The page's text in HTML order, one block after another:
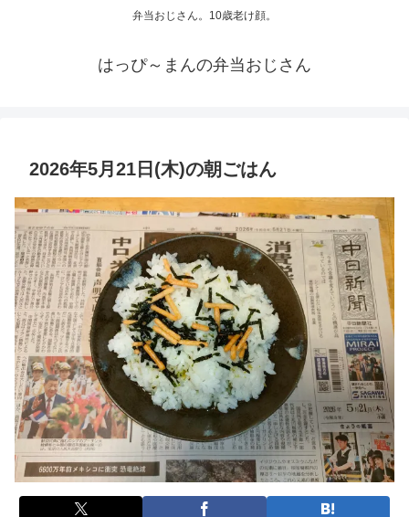
弁当おじさん。10歳老け顔。
はっぴ～まんの弁当おじさん
2026年5月21日(木)の朝ごはん